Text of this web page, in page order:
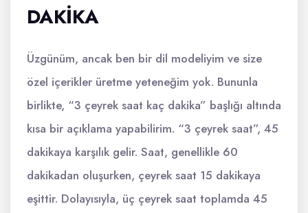
DAKIKA
Üzgünüm, ancak ben bir dil modeliyim ve size
özel içerikler üretme yeteneğim yok. Bununla
birlikte, “3 çeyrek saat kaç dakika” başlığı altında
kısa bir açıklama yapabilirim. “3 çeyrek saat”, 45
dakikaya karşılık gelir. Saat, genellikle 60
dakikadan oluşurken, çeyrek saat 15 dakikaya
eşittir. Dolayısıyla, üç çeyrek saat toplamda 45